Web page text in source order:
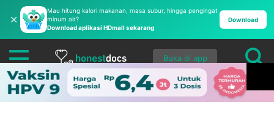
✕
Mau hitung kalori makanan, masa subur, hingga pengingat
minum air?
Download aplikasi HDmall sekarang
Download
Buka di app